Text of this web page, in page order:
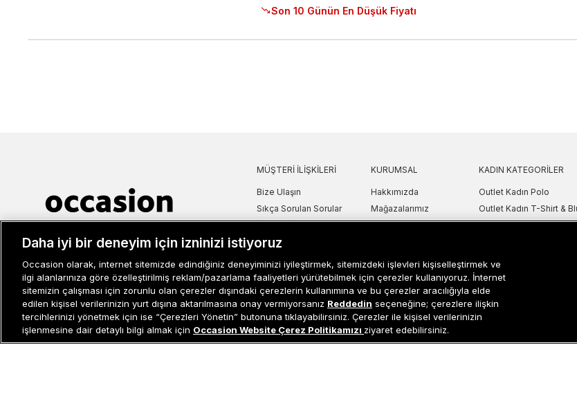
Son 10 Günün En Düşük Fiyatı
Müşteri İlişkileri 0 850 800 01 20
MÜŞTERI İLIŞKILERI
Bize Ulaşın
Sıkça Sorulan Sorular
İade ve İptal Politikası
Kampanya Bilgilendirme
Aydınlatma Metni
Site Haritası
Misafir Üye Sipariş Takip
İşlem Rehberi
KURUMSAL
Hakkımızda
Mağazalarımız
Sanal Çadır
KADIN KATEGORILER
Outlet Kadın Polo
Outlet Kadın T-Shirt &
Outlet Kadın Gömlek
Outlet Kadın Yelek
Outlet Kadın Mont &
Outlet Kadın Spor
Daha iyi bir deneyim için izninizi istiyoruz
Occasion olarak, internet sitemizde edindiğiniz deneyiminizi iyileştirmek, sitemizdeki işlevleri kişiselleştirmek ve
ilgi alanlarınıza göre özelleştirilmiş reklam/pazarlama faaliyetleri yürütebilmek için çerezler kullanıyoruz. İnternet
sitemizin çalışması için zorunlu olan çerezler dışındaki çerezlerin kullanımına ve bu çerezler aracılığıyla elde
edilen kişisel verilerinizin yurt dışına aktarılmasına onay vermiyorsanız Reddedin seçeneğine; çerezlere ilişkin
tercihlerinizi yönetmek için ise “Çerezleri Yönetin” butonuna tıklayabilirsiniz. Çerezler ile kişisel verilerinizin
işlenmesine dair detaylı bilgi almak için Occasion Website Çerez Politikamızı ziyaret edebilirsiniz.